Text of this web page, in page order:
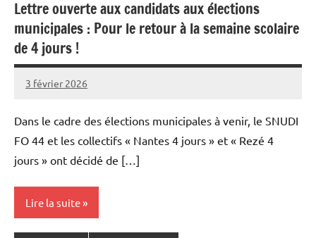
Lettre ouverte aux candidats aux élections
municipales : Pour le retour à la semaine scolaire
de 4 jours !
3 février 2026
Snudifo44
Dans le cadre des élections municipales à venir, le SNUDI
FO 44 et les collectifs « Nantes 4 jours » et « Rezé 4
jours » ont décidé de […]
Lire la suite